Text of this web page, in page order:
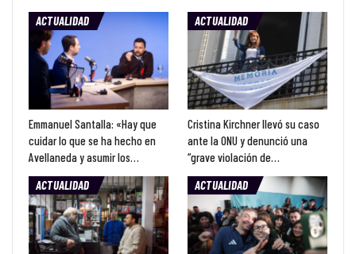
ACTUALIDAD
Emmanuel Santalla: «Hay que
cuidar lo que se ha hecho en
Avellaneda y asumir los…
ACTUALIDAD
Cristina Kirchner llevó su caso
ante la ONU y denunció una
“grave violación de…
ACTUALIDAD
ACTUALIDAD